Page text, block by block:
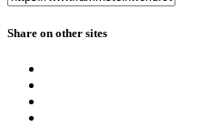
Share on other sites